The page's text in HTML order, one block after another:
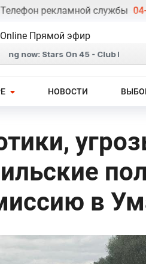
рекламной службы 04-
Online Прямой эфир
НОВОСТИ
в